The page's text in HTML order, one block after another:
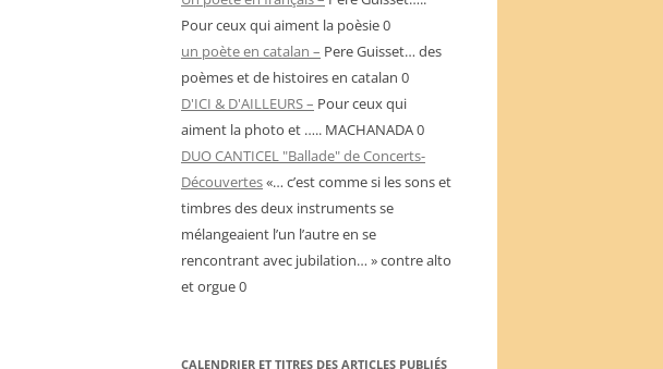
Pour ceux qui aiment la poèsie 0
un poète en catalan – Pere Guisset… des
poèmes et de histoires en catalan 0
D'ICI & D'AILLEURS – Pour ceux qui
aiment la photo et ….. MACHANADA 0
DUO CANTICEL "Ballade" de Concerts-
Découvertes«… c’est comme si les sons et
timbres des deux instruments se
mélangeaient l’un l’autre en se
rencontrant avec jubilation… » contre alto
et orgue 0
CALENDRIER ET TITRES DES ARTICLES PUBLIÉS